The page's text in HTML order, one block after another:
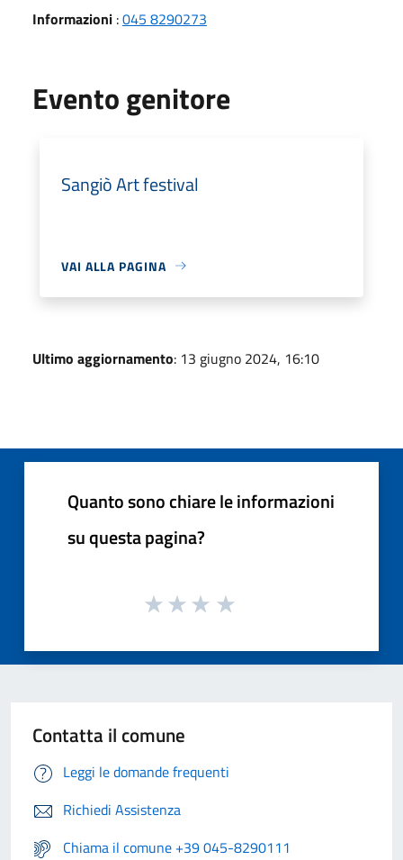
Informazioni :045 8290273
Evento genitore
Sangiò Art festival
VAI ALLA PAGINA
Ultimo aggiornamento: 13 giugno 2024, 16:10
Quanto sono chiare le informazioni
su questa pagina?
Contatta il comune
Leggi le domande frequenti
Richiedi Assistenza
Chiama il comune +39 045-8290111